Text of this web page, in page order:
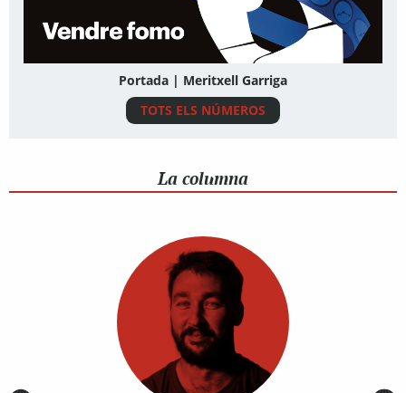
Portada | Meritxell Garriga
TOTS ELS NÚMEROS
La columna